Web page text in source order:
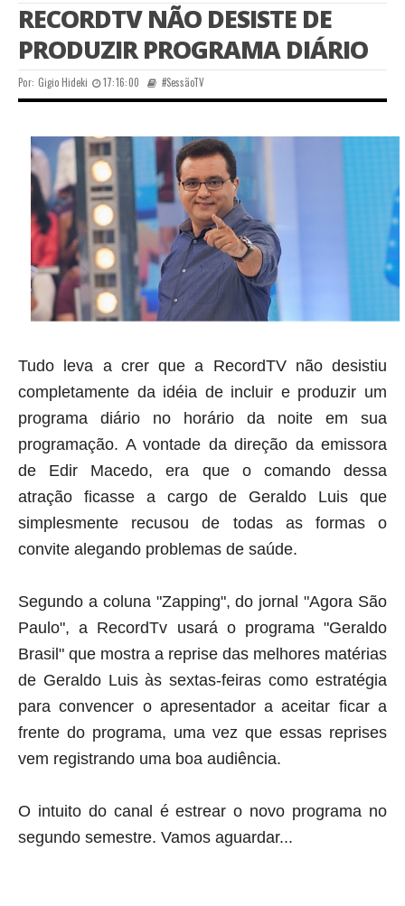
RECORDTV NÃO DESISTE DE
PRODUZIR PROGRAMA DIÁRIO
Por: Gigio Hideki 17:16:00 #SessãoTV
Tudo leva a crer que a RecordTV não desistiu
completamente da idéia de incluir e produzir um
programa diário no horário da noite em sua
programação. A vontade da direção da emissora
de Edir Macedo, era que o comando dessa
atração ficasse a cargo de Geraldo Luis que
simplesmente recusou de todas as formas o
convite alegando problemas de saúde.
Segundo a coluna "Zapping", do jornal "Agora São
Paulo", a RecordTv usará o programa "Geraldo
Brasil" que mostra a reprise das melhores matérias
de Geraldo Luis às sextas-feiras como estratégia
para convencer o apresentador a aceitar ficar a
frente do programa, uma vez que essas reprises
vem registrando uma boa audiência.
O intuito do canal é estrear o novo programa no
segundo semestre. Vamos aguardar...